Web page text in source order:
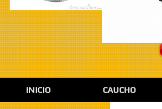
INICIO CAUCHO